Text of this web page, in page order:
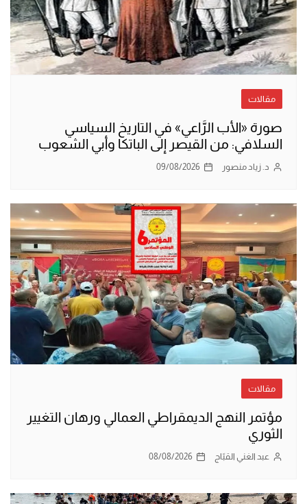
مقالات
صورة «الأب الرَّاعي» في التاريخ السياسي
السلافي: من القيصر إلى الباتكا وأبي الشعوب
د. زياد منصور 09/08/2026
مقالات
مؤتمر النهج الديمقراطي العمالي ورهان التغيير
الثوري
عبد الغني القبّاج 08/08/2026